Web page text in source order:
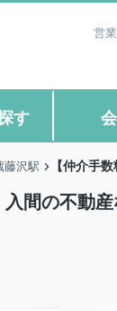
営
す
藤沢駅 【仲介手
間の不動